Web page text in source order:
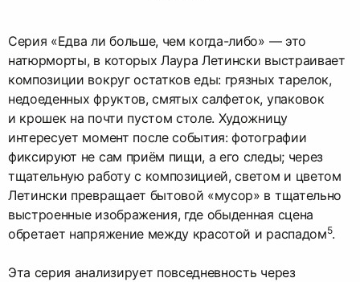
Серия «Едва ли больше, чем когда-либо» — это
натюрморты, в которых Лаура Летински выстраивает
композиции вокруг остатков еды: грязных тарелок,
недоеденных фруктов, смятых салфеток, упаковок
и крошек на почти пустом столе. Художницу
интересует момент после события: фотографии
фиксируют не сам приём пищи, а его следы; через
тщательную работу с композицией, светом и цветом
Летински превращает бытовой «мусор» в тщательно
выстроенные изображения, где обыденная сцена
обретает напряжение между красотой и распадом5.​
Эта серия анализирует повседневность через